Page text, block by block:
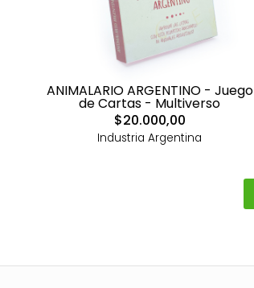
ANIMALARIO ARGENTINO - Juego
de Cartas - Multiverso
$20.000,00
Industria Argentina